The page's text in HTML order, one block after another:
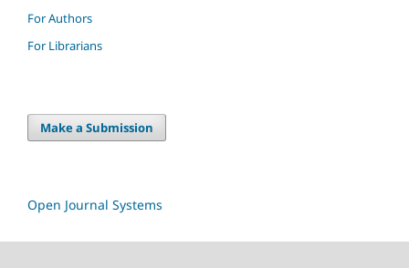
For Authors
For Librarians
Make a Submission
Open Journal Systems